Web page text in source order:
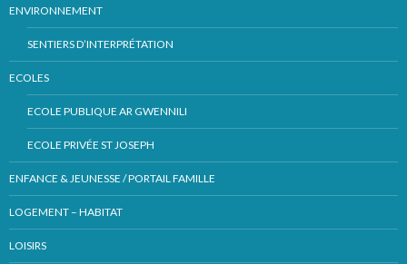
ENVIRONNEMENT
SENTIERS D’INTERPRÉTATION
ECOLES
ECOLE PUBLIQUE AR GWENNILI
ECOLE PRIVÉE ST JOSEPH
ENFANCE & JEUNESSE / PORTAIL FAMILLE
LOGEMENT – HABITAT
LOISIRS